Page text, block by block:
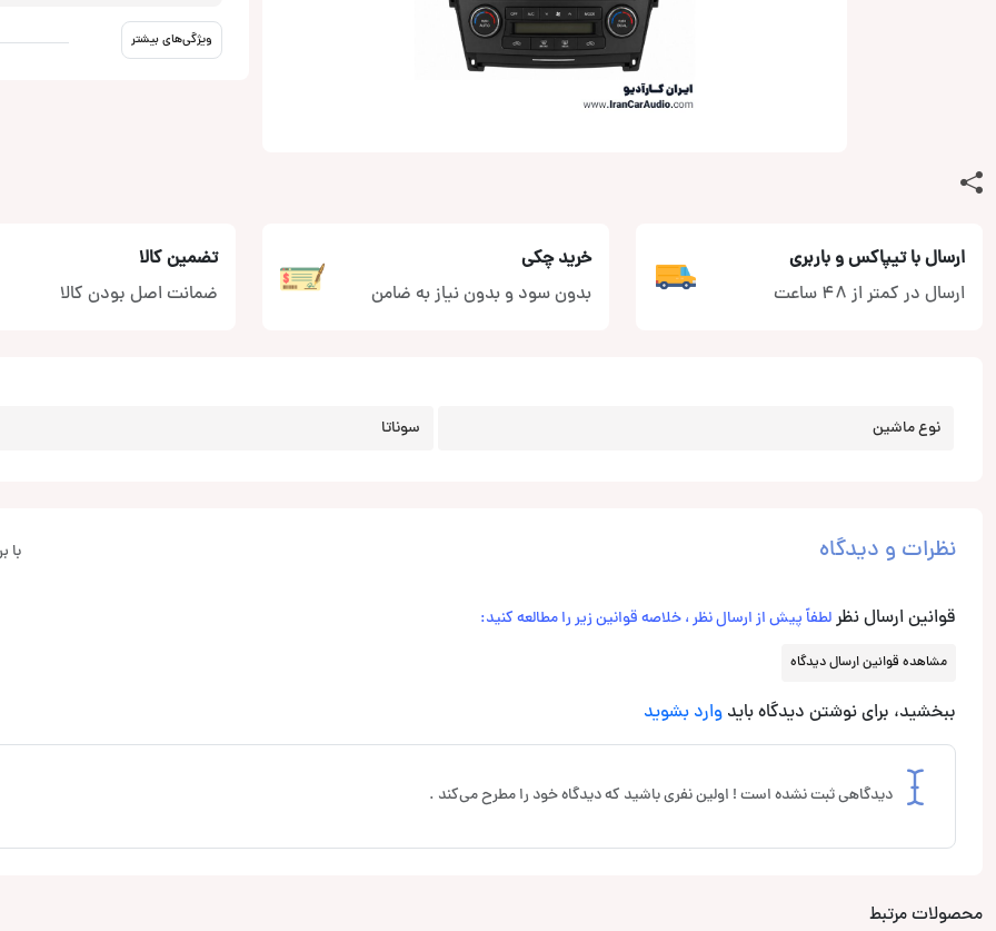
ویژگی‌های بیشتر
ارسال با تیپاکس و باربری
ارسال در کمتر از 48 ساعت
خرید چکی
بدون سود و بدون نیاز به ضامن
تضمین کالا
ضمانت اصل بودن کالا
نوع ماشین سوناتا
نظرات و دیدگاه با
قوانین ارسال نظرلطفاً پیش از ارسال نظر ، خلاصه قوانین زیر را مطالعه کنید:
مشاهده قوانین ارسال دیدگاه
ببخشید، برای نوشتن دیدگاه باید وارد بشوید
دیدگاهی ثبت نشده است ! اولین نفری باشید که دیدگاه خود را مطرح می‌کند .
محصولات مرتبط